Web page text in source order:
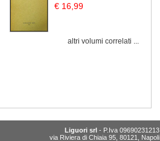
€ 16,99
altri volumi correlati ...
Liguori srl - P.Iva 09690231213
via Riviera di Chiaia 95, 80121, Napoli